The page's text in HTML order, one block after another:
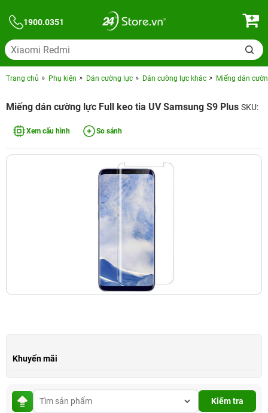
1900.0351
Trang chủ Phụ kiện Dán cường lực Dán cường lực khác Miếng dán
Miếng dán cường lực Full keo tia UV Samsung S9 Plus SKU:
Xem cấu hình So sánh
Khuyến mãi
Kiểm tra